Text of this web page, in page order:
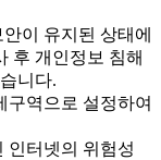
이 유지된 상태에
후 개인정보 침해
니다.
구역으로 설정하여
인터넷의 위험성